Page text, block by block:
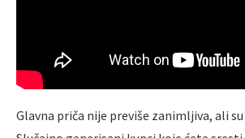
Glavna priča nije previše zanimljiva, ali